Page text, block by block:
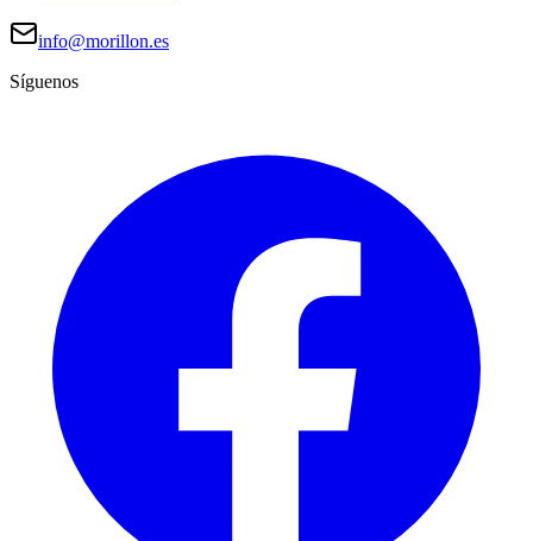
info@morillon.es
Síguenos